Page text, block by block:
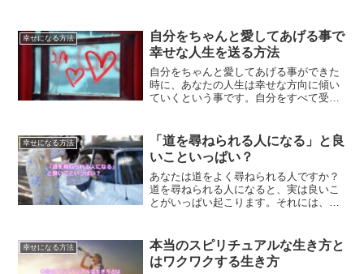
幸せになる方法
自分をちゃんと愛してあげる事で
幸せな人生を送る方法
自分をちゃんと愛してあげる事ができた
時に、あなたの人生は幸せな方向に傾い
ていくという事です。自分をすべて受け
は、自分を愛してあげられるようになっ
てみませんか？
幸せになる方法
「道を尋ねられる人になる」と良
いこといっぱい？
あなたは道をよく尋ねられる人ですか？
道を尋ねられる人になると、実は良いこ
とがいっぱい起こります。それには、ち
す。
幸せになる方法
本当のスピリチュアルな生き方と
はワクワクする生き方